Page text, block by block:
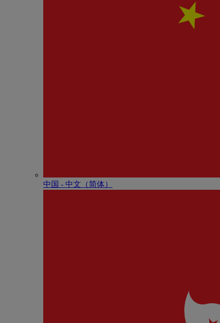
中国 - 中⽂（简体）